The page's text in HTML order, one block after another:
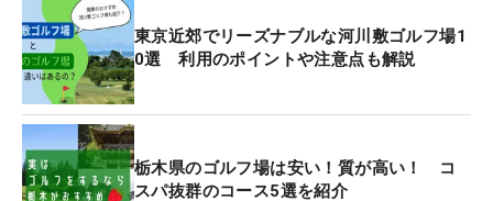
東京近郊でリーズナブルな河川敷ゴルフ場1
0選 利用のポイントや注意点も解説
栃木県のゴルフ場は安い！質が高い！ コ
スパ抜群のコース5選を紹介